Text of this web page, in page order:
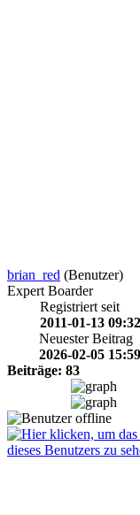
brian_red (Benutzer)
Expert Boarder
Registriert seit
2011-01-13
Neuester Beitrag
2026-02-05
Beiträge: 83